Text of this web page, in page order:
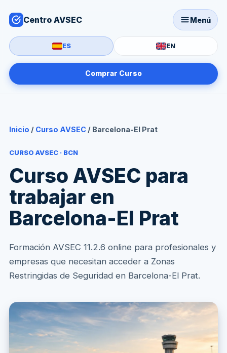
Centro AVSEC Menú
ES EN
Comprar Curso
Inicio / Curso AVSEC / Barcelona-El Prat
CURSO AVSEC · BCN
Curso AVSEC para
trabajar en
Barcelona-El Prat
Formación AVSEC 11.2.6 online para profesionales y
empresas que necesitan acceder a Zonas
Restringidas de Seguridad en Barcelona-El Prat.